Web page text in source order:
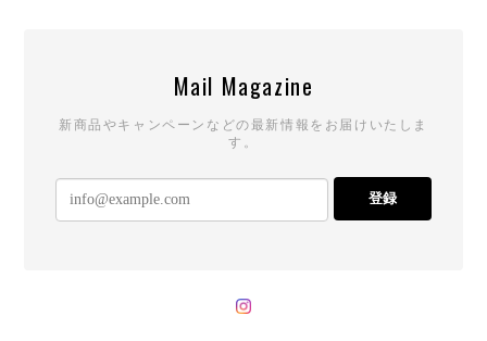
Mail Magazine
新商品やキャンペーンなどの最新情報をお届けいたしま
す。
登録